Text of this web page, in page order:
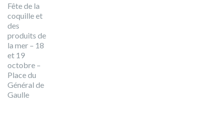
Fête de la
coquille et
des
produits de
la mer – 18
et 19
octobre –
Place du
Général de
Gaulle